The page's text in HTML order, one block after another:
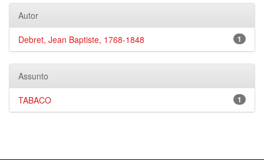
Autor
1
Debret, Jean Baptiste, 1768-1848
Assunto
1
TABACO